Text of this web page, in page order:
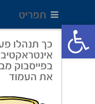
Open toolbar
תפריט
כך תנהלו
בפייסבוק
את העמוד